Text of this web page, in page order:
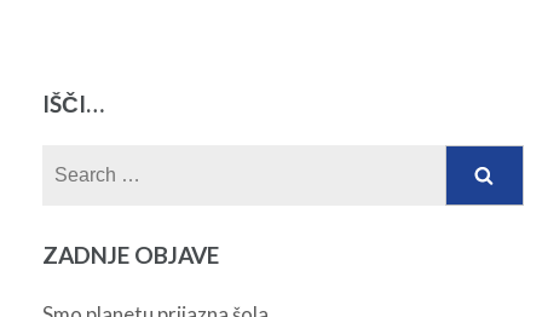
IŠČI…
ZADNJE OBJAVE